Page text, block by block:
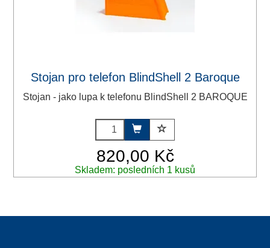
Stojan pro telefon BlindShell 2 Baroque
Stojan - jako lupa k telefonu BlindShell 2 BAROQUE
820,00 Kč
Skladem: posledních 1 kusů